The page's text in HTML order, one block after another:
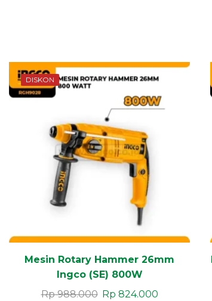
DISKON
Mesin Rotary Hammer 26mm
Ingco (SE) 800W
Rp988.000 Rp 824.000